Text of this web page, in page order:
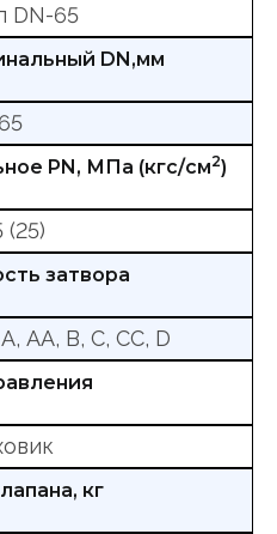
DN-65
DN,мм
65
PN, МПа (кгс/см2)
(25)
затвора
АА, В, С, СС, D
кг